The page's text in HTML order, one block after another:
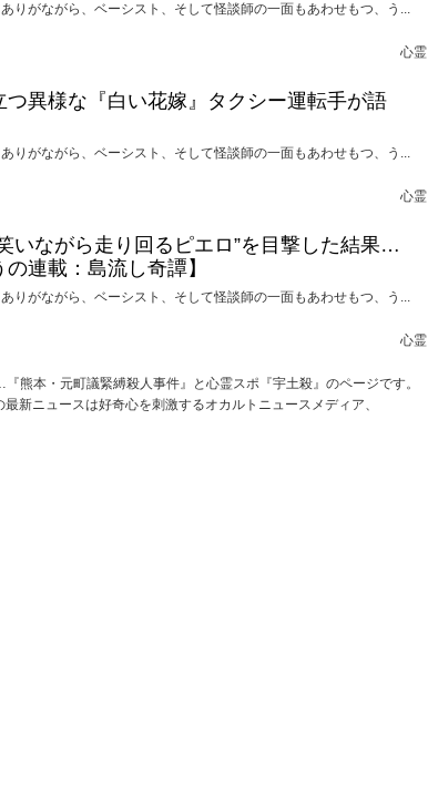
りがながら、ベーシスト、そして怪談師の一面もあわせもつ、う...
心霊
つ異様な『白い花嫁』タクシー運転手が語
りがながら、ベーシスト、そして怪談師の一面もあわせもつ、う...
心霊
いながら走り回るピエロ”を目撃した結果…
の連載：島流し奇譚】
りがながら、ベーシスト、そして怪談師の一面もあわせもつ、う...
心霊
熊本・元町議緊縛殺人事件』と心霊スポ『宇土殺』のページです。
最新ニュースは好奇心を刺激するオカルトニュースメディア、